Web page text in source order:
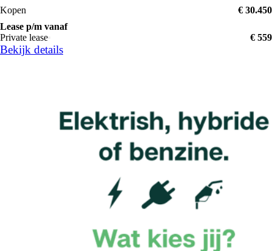
Kopen
€ 30.450
Lease p/m vanaf
Private lease
€ 559
Bekijk details